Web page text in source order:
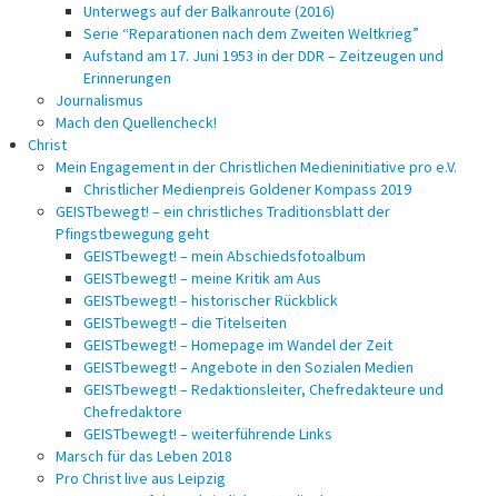
Unterwegs auf der Balkanroute (2016)
Serie “Reparationen nach dem Zweiten Weltkrieg”
Aufstand am 17. Juni 1953 in der DDR – Zeitzeugen und
Erinnerungen
Journalismus
Mach den Quellencheck!
Christ
Mein Engagement in der Christlichen Medieninitiative pro e.V.
Christlicher Medienpreis Goldener Kompass 2019
GEISTbewegt! – ein christliches Traditionsblatt der
Pfingstbewegung geht
GEISTbewegt! – mein Abschiedsfotoalbum
GEISTbewegt! – meine Kritik am Aus
GEISTbewegt! – historischer Rückblick
GEISTbewegt! – die Titelseiten
GEISTbewegt! – Homepage im Wandel der Zeit
GEISTbewegt! – Angebote in den Sozialen Medien
GEISTbewegt! – Redaktionsleiter, Chefredakteure und
Chefredaktore
GEISTbewegt! – weiterführende Links
Marsch für das Leben 2018
Pro Christ live aus Leipzig